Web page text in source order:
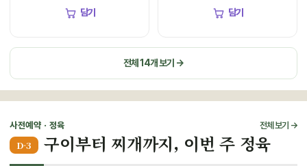
담기 담기
전체 14개 보기 →
사전예약 · 정육 전체 보기 →
D-3 구이부터 찌개까지, 이번 주 정육